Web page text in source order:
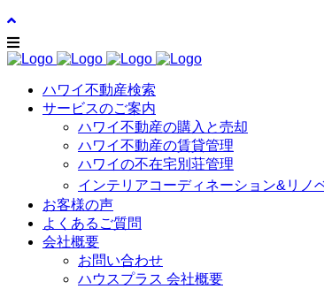
ハワイ不動産検索
サービスのご案内
ハワイ不動産の購入と売却
ハワイ不動産の賃貸管理
ハワイの不在宅別荘管理
インテリアコーディネーション&リノ
お客様の声
よくあるご質問
会社概要
お問い合わせ
ハウスプラス 会社概要